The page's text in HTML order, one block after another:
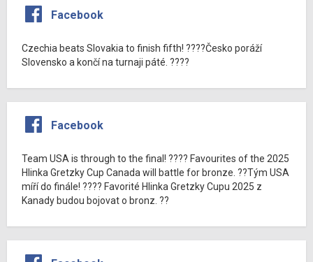
Facebook
Czechia beats Slovakia to finish fifth! ????Česko poráží
Slovensko a končí na turnaji páté. ????
Facebook
Team USA is through to the final! ???? Favourites of the 2025
Hlinka Gretzky Cup Canada will battle for bronze. ??Tým USA
míří do finále! ???? Favorité Hlinka Gretzky Cupu 2025 z
Kanady budou bojovat o bronz. ??